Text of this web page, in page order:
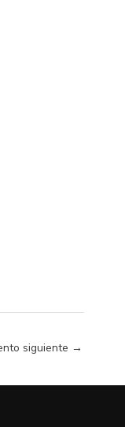
siguiente →